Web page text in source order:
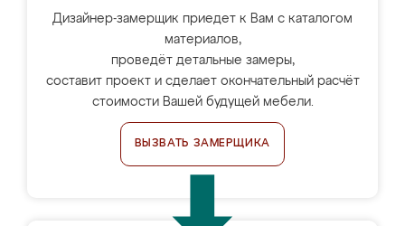
Дизайнер-замерщик приедет к Вам с каталогом
материалов,
проведёт детальные замеры,
составит проект и сделает окончательный расчёт
стоимости Вашей будущей мебели.
ВЫЗВАТЬ ЗАМЕРЩИКА